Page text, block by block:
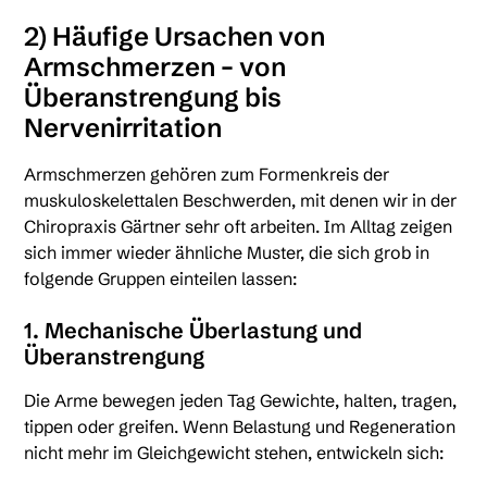
2) Häufige Ursachen von
Armschmerzen – von
Überanstrengung bis
Nervenirritation
Armschmerzen gehören zum Formenkreis der
muskuloskelettalen Beschwerden, mit denen wir in der
Chiropraxis Gärtner sehr oft arbeiten. Im Alltag zeigen
sich immer wieder ähnliche Muster, die sich grob in
folgende Gruppen einteilen lassen:
1. Mechanische Überlastung und
Überanstrengung
Die Arme bewegen jeden Tag Gewichte, halten, tragen,
tippen oder greifen. Wenn Belastung und Regeneration
nicht mehr im Gleichgewicht stehen, entwickeln sich: